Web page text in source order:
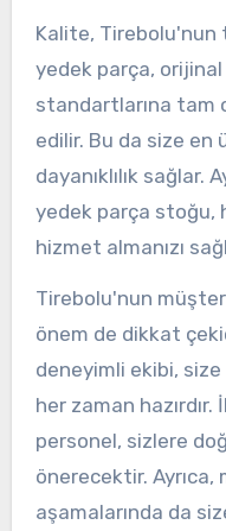
Kalite, Tirebolu'nun
yedek parça,
standartlarına tam
edilir. Bu da size
dayanıklılık sağlar.
yedek parça stoğu,
hizmet almanızı
Tirebolu'nun
önem de dikkat
deneyimli ekibi,
her zaman hazırdır.
personel, sizlere
önerecektir.
aşamalarında da